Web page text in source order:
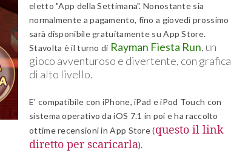
eletto "App della Settimana". Nonostante sia
normalmente a pagamento, fino a giovedì prossimo
sarà disponibile gratuitamente su App Store.
Stavolta è il turno di Rayman Fiesta Run, un
gioco avventuroso e divertente, con grafica
di alto livello.
E' compatibile con iPhone, iPad e iPod Touch con
sistema operativo da iOS 7.1 in poi e ha raccolto
ottime recensioni in App Store (questo il link
diretto per scaricarla).